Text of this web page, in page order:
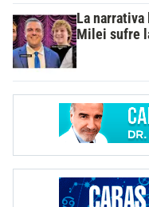
La
Milei sufre